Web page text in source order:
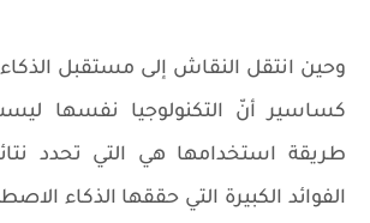
وحين انتقل النقاش إلى مستقبل
كساسير أنّ التكنولوجيا نفسها
طريقة استخدامها هي التي تحدد
الفوائد الكبيرة التي حققها الذكاء